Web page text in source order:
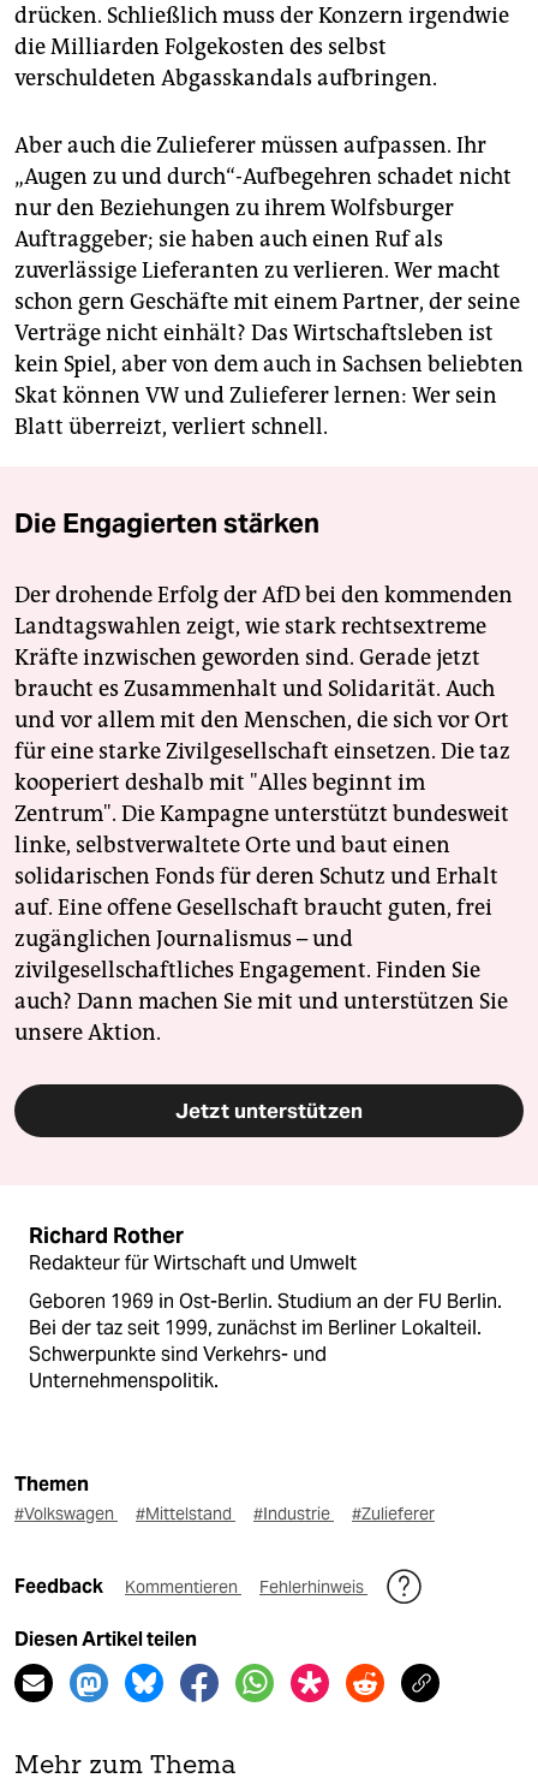
drücken. Schließlich muss der Konzern irgendwie
die Milliarden Folgekosten des selbst
verschuldeten Abgasskandals aufbringen.
Aber auch die Zulieferer müssen aufpassen. Ihr
„Augen zu und durch“-Aufbegehren schadet nicht
nur den Beziehungen zu ihrem Wolfsburger
Auftraggeber; sie haben auch einen Ruf als
zuverlässige Lieferanten zu verlieren. Wer macht
schon gern Geschäfte mit einem Partner, der seine
Verträge nicht einhält? Das Wirtschaftsleben ist
kein Spiel, aber von dem auch in Sachsen beliebten
Skat können VW und Zulieferer lernen: Wer sein
Blatt überreizt, verliert schnell.
Die Engagierten stärken
Der drohende Erfolg der AfD bei den kommenden
Landtagswahlen zeigt, wie stark rechtsextreme
Kräfte inzwischen geworden sind. Gerade jetzt
braucht es Zusammenhalt und Solidarität. Auch
und vor allem mit den Menschen, die sich vor Ort
für eine starke Zivilgesellschaft einsetzen. Die taz
kooperiert deshalb mit "Alles beginnt im
Zentrum". Die Kampagne unterstützt bundesweit
linke, selbstverwaltete Orte und baut einen
solidarischen Fonds für deren Schutz und Erhalt
auf. Eine offene Gesellschaft braucht guten, frei
zugänglichen Journalismus – und
zivilgesellschaftliches Engagement. Finden Sie
auch? Dann machen Sie mit und unterstützen Sie
unsere Aktion.
Jetzt unterstützen
Richard Rother
Redakteur für Wirtschaft und Umwelt
Geboren 1969 in Ost-Berlin. Studium an der FU Berlin.
Bei der taz seit 1999, zunächst im Berliner Lokalteil.
Schwerpunkte sind Verkehrs- und
Unternehmenspolitik.
Themen
#Volkswagen #Mittelstand #Industrie #Zulieferer
Feedback Kommentieren Fehlerhinweis
Diesen Artikel teilen
Mehr zum Thema